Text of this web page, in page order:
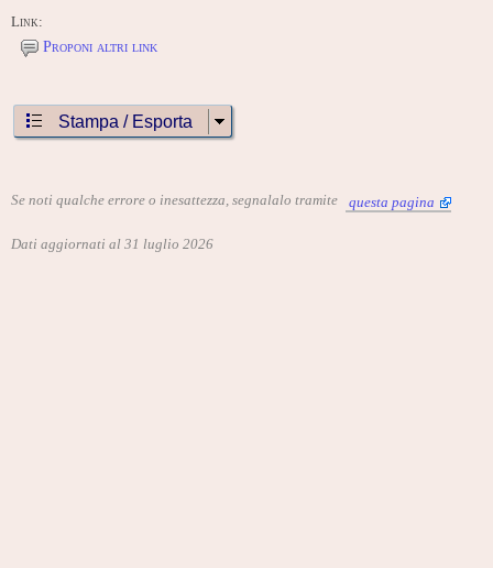
Link:
Proponi altri link
Stampa / Esporta
Se noti qualche errore o inesattezza, segnalalo tramite questa pagina
Dati aggiornati al 31 luglio 2026